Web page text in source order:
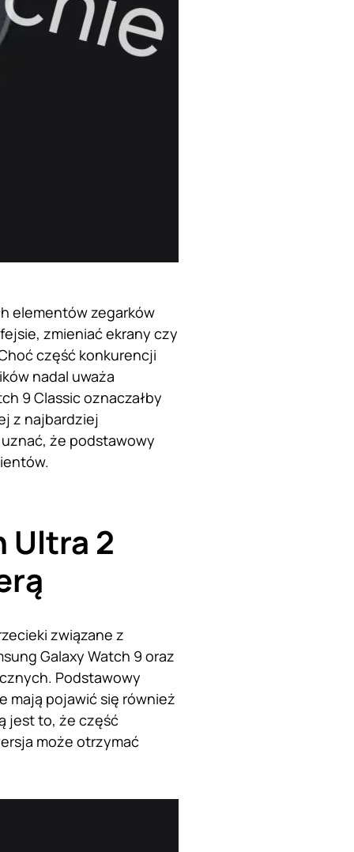
elementów zegarków
zmieniać ekrany czy
część konkurencji
nadal uważa
9 Classic oznaczałby
z najbardziej
że podstawowy
Ultra 2
związane z
Galaxy Watch 9 oraz
Podstawowy
mają pojawić się również
jest to, że część
może otrzymać